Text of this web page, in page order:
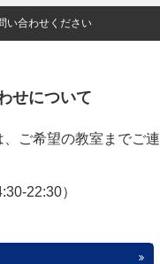
い合わせください
せについて
ご希望の教室までご連
22:30）